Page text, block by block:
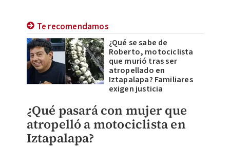
Te recomendamos
¿Qué se sabe de
Roberto, motociclista
que murió tras ser
atropellado en
Iztapalapa? Familiares
exigen justicia
¿Qué pasará con mujer que
atropelló a motociclista en
Iztapalapa?